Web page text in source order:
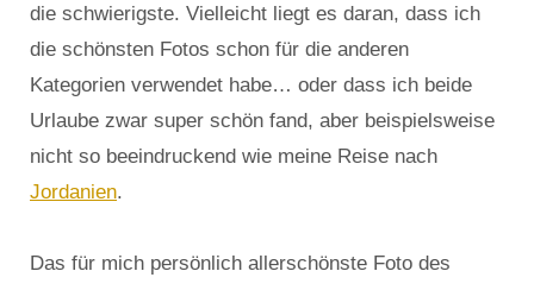
die schwierigste. Vielleicht liegt es daran, dass ich
die schönsten Fotos schon für die anderen
Kategorien verwendet habe… oder dass ich beide
Urlaube zwar super schön fand, aber beispielsweise
nicht so beeindruckend wie meine Reise nach
Jordanien.
Das für mich persönlich allerschönste Foto des